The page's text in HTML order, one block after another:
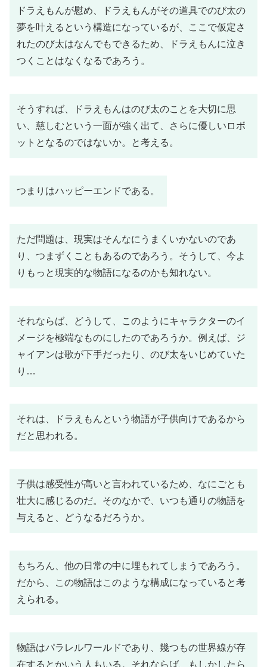
ドラえもんが慰め、ドラえもんがその道具でのび太の
夢を叶えるという構造になっているが、ここで仮定さ
れたのび太はなんでもできるため、ドラえもんに泣き
つくことはなくなるであろう。
そうすれば、ドラえもんはのび太のことを大切に思
い、慈しむという一面が強く出て、さらに優しいロボ
ットとなるのではないか。と考える。
つまりはハッピーエンドである。
ただ問題は、現実はそんなにうまくいかないのであ
り、つまずくこともあるのであろう。そうして、今よ
りもっと現実的な物語になるのかも知れない。
それならば、どうして、このようにキャラクターのイ
メージを極端なものにしたのであろうか。例えば、ジ
ャイアンは歌が下手だったり、のび太をいじめていた
り…
それは、ドラえもんという物語が子供向けであるから
だと思われる。
子供は感受性が高いと言われているため、なにごとも
壮大に感じるのだ。そのなかで、いつも通りの物語を
与えると、どうなるだろうか。
もちろん、他の日常の中に埋もれてしまうであろう。
だから、この物語はこのような構成になっていると考
えられる。
物語はパラレルワールドであり、幾つもの世界線が存
在するとかいう人もいる。それならば、もしかしたら